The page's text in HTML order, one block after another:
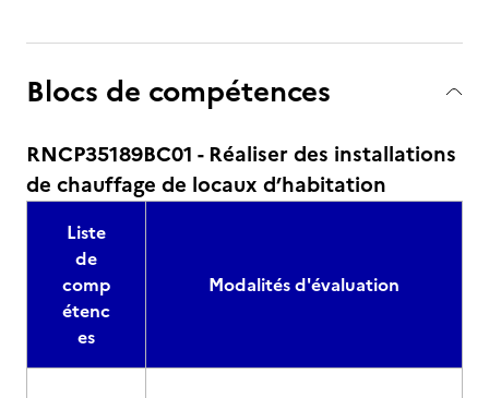
Blocs de compétences
RNCP35189BC01 - Réaliser des installations
de chauffage de locaux d’habitation
Liste
de
comp
étenc
es
Modalités d'évaluation